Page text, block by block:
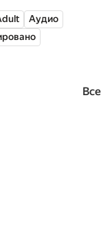
Аудио
Все